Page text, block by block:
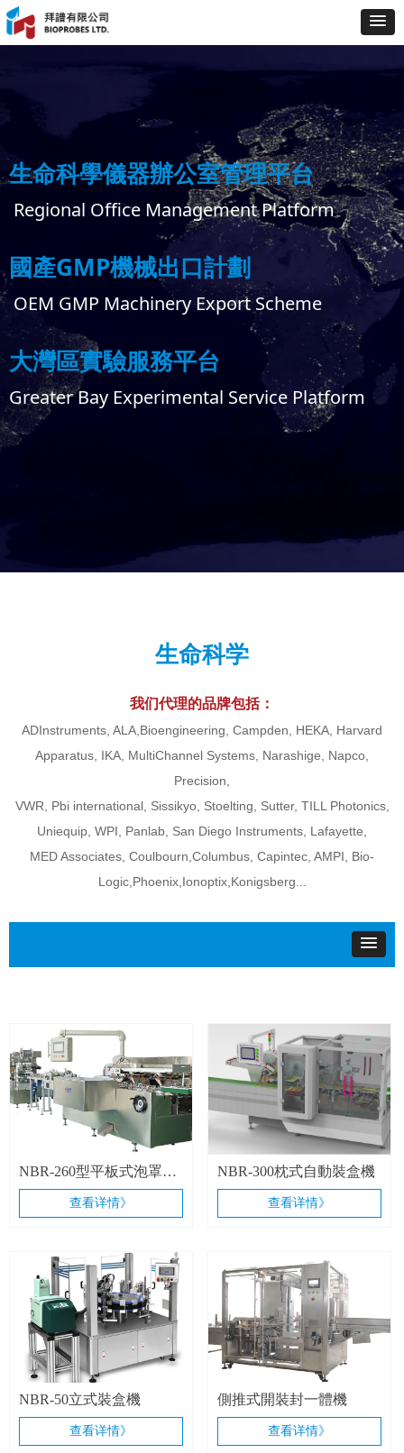
生命科学
我们代理的品牌包括：
ADInstruments, ALA,Bioengineering, Campden, HEKA, Harvard
Apparatus, IKA, MultiChannel Systems, Narashige, Napco,
Precision,
VWR, Pbi international, Sissikyo, Stoelting, Sutter, TILL Photonics,
Uniequip, WPI, Panlab, San Diego Instruments, Lafayette,
MED Associates, Coulbourn,Columbus, Capintec, AMPI, Bio-
Logic,Phoenix,Ionoptix,Konigsberg...
NBR-260型平板式泡罩包
裝機+ZH-200高速自動裝
盒機 連線
查看详情》
NBR-300枕式自動裝盒機
查看详情》
NBR-50立式裝盒機
查看详情》
側推式開裝封一體機
查看详情》
生命科學儀器辦公室管理平台
Regional Office Management Platform
國產GMP機械出口計劃
OEM GMP Machinery Export Scheme
大灣區實驗服務平台
Greater Bay Experimental Service Platform